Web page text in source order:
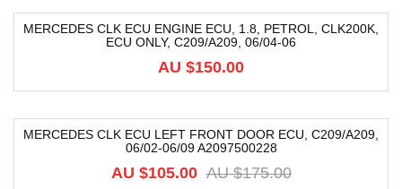
MERCEDES CLK ECU ENGINE ECU, 1.8, PETROL, CLK200K,
ECU ONLY, C209/A209, 06/04-06
AU $150.00
MERCEDES CLK ECU LEFT FRONT DOOR ECU, C209/A209,
06/02-06/09 A2097500228
AU $175.00
AU $105.00